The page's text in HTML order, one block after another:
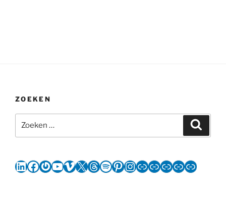
ZOEKEN
naar:
LinkedIn
Facebook
Gravatar
YouTube
Vimeo
X Threads
Spotify
Pinterest
Instagram
LinkLinkLinkLink
Link